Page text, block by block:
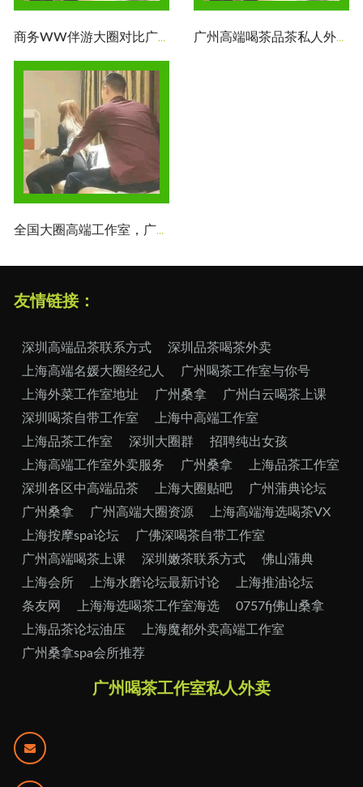
商务WW伴游大圈对比广州中高端服务：伴游服务市场空间 ‌
广州高端喝茶品茶私人外卖工作室‌：外卖茶席的闲适时光
全国大圈高端工作室，广州引领行业潮流
友情链接：
深圳高端品茶联系方式
深圳品茶喝茶外卖
上海高端名媛大圈经纪人
广州喝茶工作室与你号
上海外菜工作室地址
广州桑拿
广州白云喝茶上课
深圳喝茶自带工作室
上海中高端工作室
上海品茶工作室
深圳大圈群
招聘纯出女孩
上海高端工作室外卖服务
广州桑拿
上海品茶工作室
深圳各区中高端品茶
上海大圈贴吧
广州蒲典论坛
广州桑拿
广州高端大圈资源
上海高端海选喝茶VX
上海按摩spa论坛
广佛深喝茶自带工作室
广州高端喝茶上课
深圳嫩茶联系方式
佛山蒲典
上海会所
上海水磨论坛最新讨论
上海推油论坛
条友网
上海海选喝茶工作室海选
0757fj佛山桑拿
上海品茶论坛油压
上海魔都外卖高端工作室
广州桑拿spa会所推荐
广州喝茶工作室私人外卖